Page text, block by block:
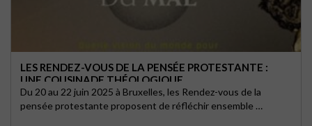
LES RENDEZ-VOUS DE LA PENSÉE PROTESTANTE :
UNE COUSINADE THÉOLOGIQUE
Du 20 au 22 juin 2025 à Bruxelles, les Rendez-vous de la
pensée protestante proposent de réfléchir ensemble …